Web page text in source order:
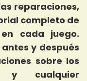
reparaciones,
completo de
cada juego.
y después
sobre los
y cualquier